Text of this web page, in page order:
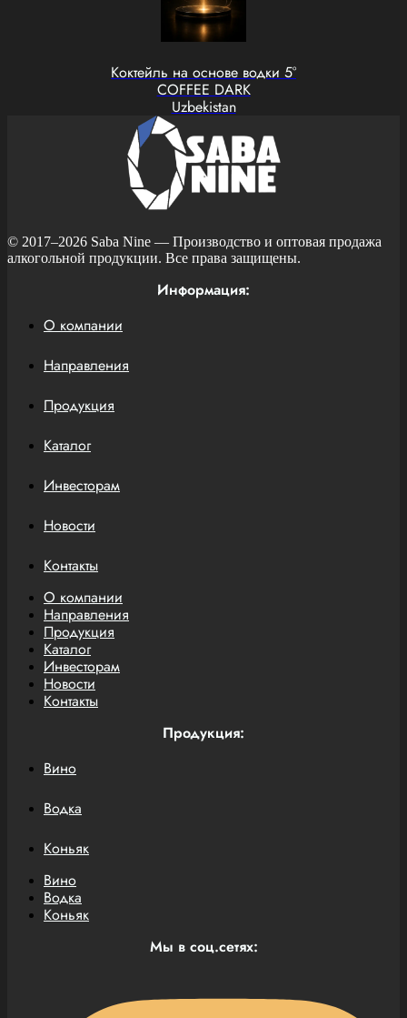
Коктейль на основе водки 5°
COFFEE DARK
Uzbekistan
© 2017–2026 Saba Nine — Производство и оптовая продажа
алкогольной продукции. Все права защищены.
Информация:
О компании
Направления
Продукция
Каталог
Инвесторам
Новости
Контакты
О компании
Направления
Продукция
Каталог
Инвесторам
Новости
Контакты
Продукция:
Вино
Водка
Коньяк
Вино
Водка
Коньяк
Мы в соц.сетях: